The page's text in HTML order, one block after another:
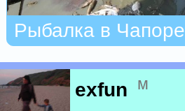
Рыбалка в Чапоре
exfun м